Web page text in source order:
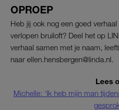
OPROEP
Heb jij ook nog een goed
verlopen bruiloft? Deel het op
verhaal samen met je naam,
naar ellen.hensbergen@linda.nl.
Lees
Michelle: ‘Ik heb mijn man